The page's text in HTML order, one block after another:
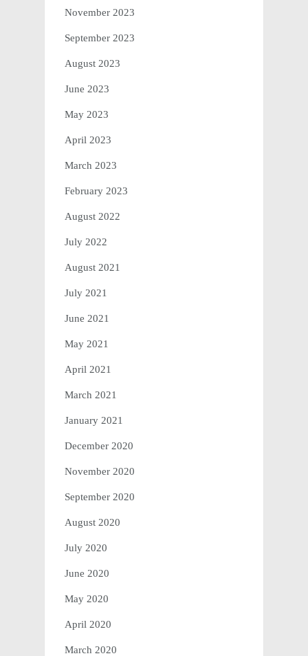
November 2023
September 2023
August 2023
June 2023
May 2023
April 2023
March 2023
February 2023
August 2022
July 2022
August 2021
July 2021
June 2021
May 2021
April 2021
March 2021
January 2021
December 2020
November 2020
September 2020
August 2020
July 2020
June 2020
May 2020
April 2020
March 2020